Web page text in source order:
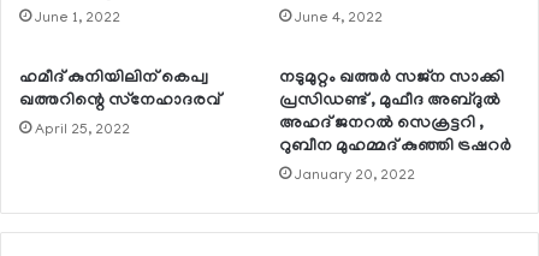
June 1, 2022 June 4, 2022
ഹമീദ് കുനിയിലിന് കെപ്വ
ഖത്തറിന്റെ സ്‌നേഹാദരവ്
April 25, 2022
നടുമുറ്റം ഖത്തര്‍ സജ്‌ന സാക്കി
പ്രസിഡണ്ട് , മുഫീദ അബ്ദുല്‍
അഹദ് ജനറല്‍ സെക്രട്ടറി ,
റുബീന മുഹമ്മദ് കുഞ്ഞി ട്രഷറര്‍
January 20, 2022